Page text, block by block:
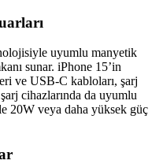
uyumlu manyetik
sunar. iPhone 15’in
ve USB-C kabloları, şarj
cihazlarında da uyumlu
20W veya daha yüksek güç